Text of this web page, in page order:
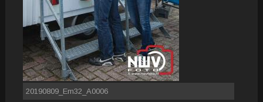
20190809_Em32_A0006